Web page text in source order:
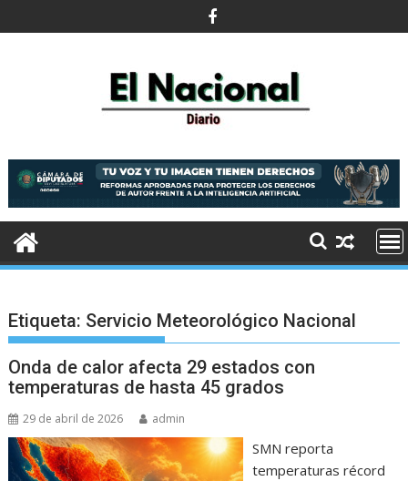
al
Etiqueta: Servicio Meteorológico Nacional
Onda de calor afecta 29 estados con
temperaturas de hasta 45 grados
29 de abril de 2026 admin
SMN reporta
temperaturas récord